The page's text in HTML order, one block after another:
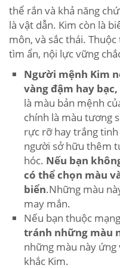
thể rắn và khả năng
là vật dẫn. Kim còn là
môn, và sắc thái.
tìm ẩn, nội lực vững
Người mệnh Kim
vàng đậm hay
là màu bản mệnh
chính là màu tương
rực rỡ hay trắng
người sở hữu thêm
hóc. Nếu bạn
có thể chọn màu
biển.Những màu
may mắn.
Nếu bạn thuộc
tránh những màu
những màu này ứng
khắc Kim.